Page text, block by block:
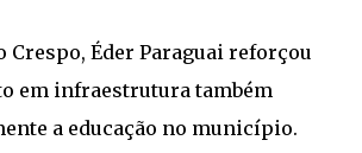
Crespo, Éder Paraguai reforçou
em infraestrutura também
a educação no município.